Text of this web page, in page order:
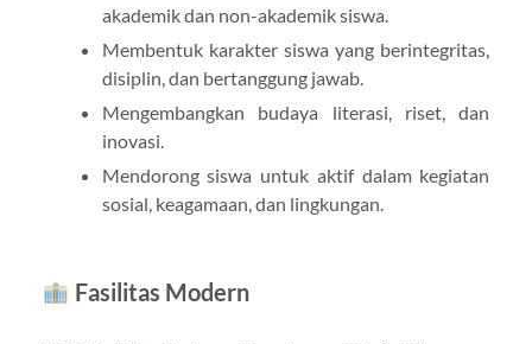
akademik dan non-akademik siswa.
Membentuk karakter siswa yang berintegritas,
disiplin, dan bertanggung jawab.
Mengembangkan budaya literasi, riset, dan
inovasi.
Mendorong siswa untuk aktif dalam kegiatan
sosial, keagamaan, dan lingkungan.
Fasilitas Modern